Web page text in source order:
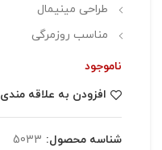
طراحی مینیمال
مناسب روزمرگی
ناموجود
افزودن به علاقه مندی
شناسه محصول: 5033